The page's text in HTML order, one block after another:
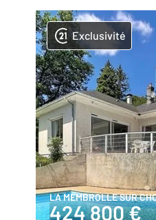
Exclusivité
LA MEMBROLLE SUR
424 800 €